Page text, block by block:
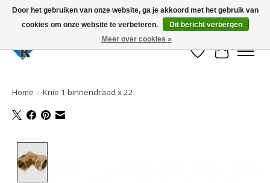
Large selection of products and fast shipping!
Verlanglijst
Home / Knie 1 binnendraad x 22
Door het gebruiken van onze website, ga je akkoord met het gebruik van
cookies om onze website te verbeteren.
Dit bericht verbergen
Meer over cookies »